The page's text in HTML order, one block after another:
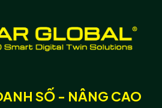
SỐ - NÂNG CAO